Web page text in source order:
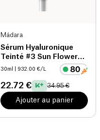
Mádara
Sérum Hyaluronique
Teinté #3 Sun Flower
bio
30ml | 932.00 €/L
22.72 € 34.95 €
Ajouter au panier